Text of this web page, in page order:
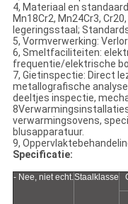
4, Materiaal en
Mn18Cr2, Mn24Cr3,
legeringsstaal;
5, Vormverwerking:
6, Smeltfaciliteiten:
frequentie/elektrische
7, Gietinspectie: Direct
metallografische
deeltjes inspectie,
verwarmingsovens,
blusapparatuur.
9,
Specificatie:
- Nee, niet echt.Staalklasse